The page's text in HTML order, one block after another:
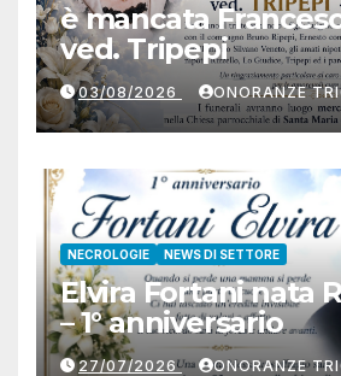
è mancata
ved. Tripepi
03/08/2026 ONORANZE
NECROLOGIE NEWS DI SETTORE
Elvira Fortani nata
– 1° anniversario
27/07/2026 ONORANZE